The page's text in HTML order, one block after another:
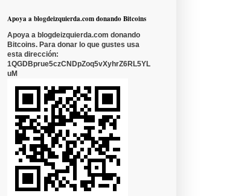
Apoya a blogdeizquierda.com donando Bitcoins
Apoya a blogdeizquierda.com donando
Bitcoins. Para donar lo que gustes usa
esta dirección:
1QGDBprue5czCNDpZoq5vXyhrZ6RL5YL
uM